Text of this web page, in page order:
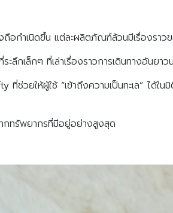
ถือกำเนิดขึ้น แต่ละผลิตภัณฑ์ล้วนมีเรื่องราว
ะลึกเล็กๆ ที่เล่าเรื่องราวการเดินทางอันยาว
ที่ช่วยให้ผู้ใช้ “เข้าถึงความเป็นทะเล” ได้ใ
กทรัพยากรที่มีอยู่อย่างสูงสุด